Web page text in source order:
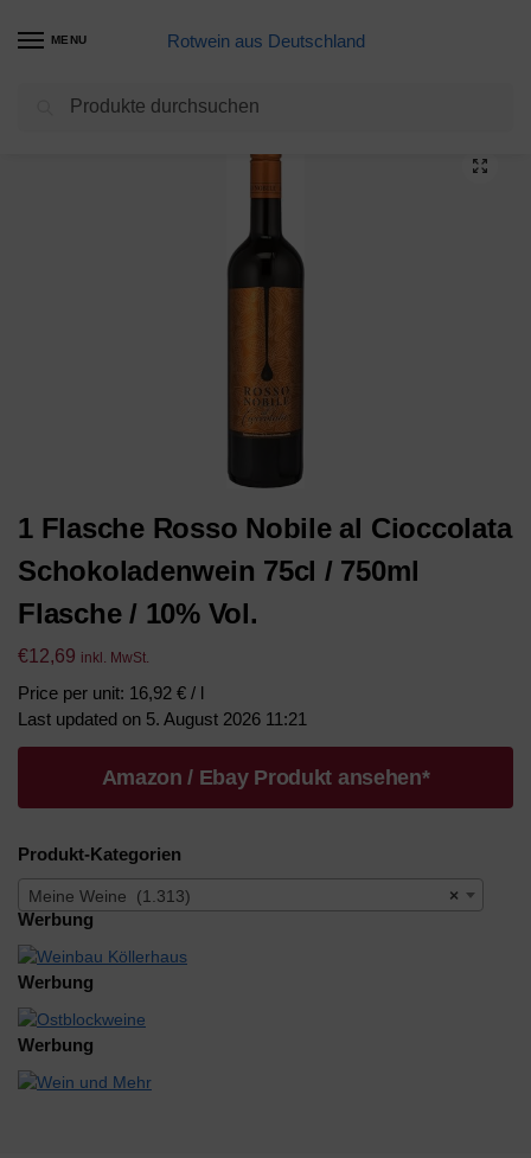
MENU Rotwein aus Deutschland
Meine Weine 1 Flasche Rosso Nobile al Cioccolata Schokoladenwein 75cl / 750ml Flasche / 10% Vol.
1 Flasche Rosso Nobile al Cioccolata
Schokoladenwein 75cl / 750ml
Flasche / 10% Vol.
€12,69 inkl. MwSt.
Price per unit: 16,92 € / l
Last updated on 5. August 2026 11:21
Amazon / Ebay Produkt ansehen*
Produkt-Kategorien
×
Meine Weine (1.313)
Werbung
Werbung
Werbung